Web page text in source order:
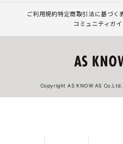
ご利用規約特定商取引法に基づく
コミュニティガ
Copyright AS KNOW AS